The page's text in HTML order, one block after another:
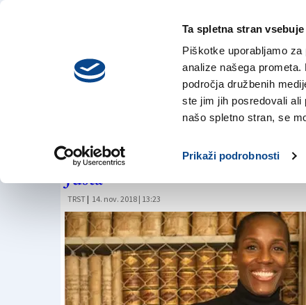
Ta spletna stran
Piškotke uporabljamo
analize našega
področja družbenih
ste jim jih posredovali ali
našo spletno stran, se
Prikaži podrobnosti
petek,
17. julija 2026
Tek gradov tudi
V nedeljo desetkilometrski tek
Justa
TRST | 14. nov. 2018 | 13:23